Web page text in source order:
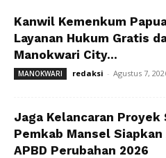
Kanwil Kemenkum
Layanan Hukum Gratis
Manokwari City...
MANOKWARI redaksi - Agustus 7,
Jaga Kelancaran
Pemkab Mansel Siapkan
APBD Perubahan 2026